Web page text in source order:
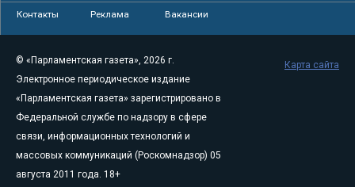
Контакты Реклама Вакансии
© «Парламентская газета», 2026 г.
Электронное периодическое издание
«Парламентская газета» зарегистрировано в
Федеральной службе по надзору в сфере
связи, информационных технологий и
массовых коммуникаций (Роскомнадзор) 05
августа 2011 года. 18+
Карта сайта